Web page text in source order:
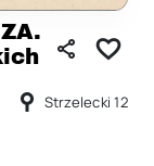
Strzelecki 12